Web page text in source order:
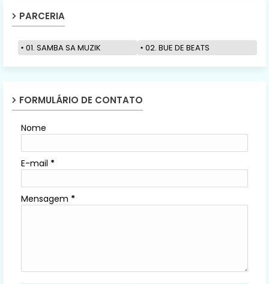
PARCERIA
01. SAMBA SA MUZIK 02. BUE DE BEATS
FORMULÁRIO DE CONTATO
Nome
E-mail *
Mensagem *